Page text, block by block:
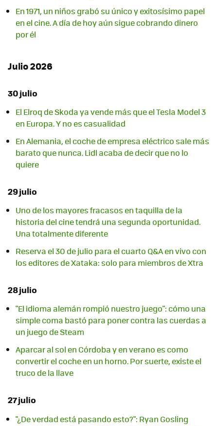
En 1971, un niños grabó su único y exitosísimo papel
en el cine. A día de hoy aún sigue cobrando dinero
por él
Julio 2026
30 julio
El Elroq de Skoda ya vende más que el Tesla Model 3
en Europa. Y no es casualidad
En Alemania, el coche de empresa eléctrico sale más
barato que nunca. Lidl acaba de decir que no lo
quiere
29 julio
Uno de los mayores fracasos en taquilla de la
historia del cine tendrá una segunda oportunidad.
Una totalmente diferente
Reserva el 30 de julio para el cuarto Q&A en vivo con
los editores de Xataka: solo para miembros de Xtra
28 julio
"El idioma alemán rompió nuestro juego": cómo una
simple coma bastó para poner contra las cuerdas a
un juego de Steam
Aparcar al sol en Córdoba y en verano es como
convertir el coche en un horno. Por suerte, existe el
truco de la llave
27 julio
"¿De verdad está pasando esto?": Ryan Gosling